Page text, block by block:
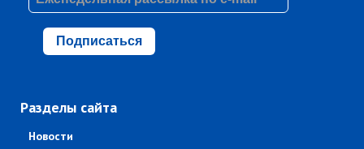
Подписаться
Разделы сайта
Новости